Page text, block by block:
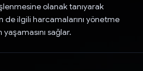
olanak tanıyarak
de ilgili harcamalarını yönetme
sağlar.